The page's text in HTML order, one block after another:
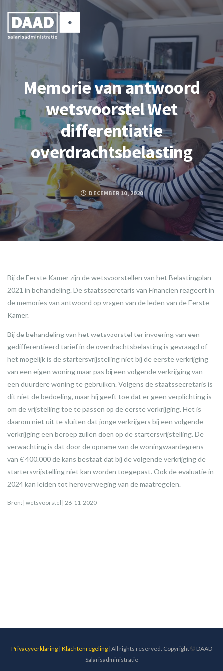
Memorie van antwoord
wetsvoorstel Wet
differentiatie
overdrachtsbelasting
DECEMBER 10, 2020
Bij de Eerste Kamer zijn de wetsvoorstellen van het Belastingplan
2021 in behandeling. De staatssecretaris van Financiën reageert in
de memories van antwoord op vragen van de leden van de Eerste
Kamer.
Bij de behandeling van het wetsvoorstel ter invoering van een
gedifferentieerd tarief in de overdrachtsbelasting is gevraagd of
het mogelijk is de startersvrijstelling niet bij de eerste verkrijging
van een eigen woning maar pas bij een volgende verkrijging van
een duurdere woning te gebruiken. Volgens de staatssecretaris is
dit niet de bedoeling, maar hij geeft toe dat er geen verplichting is
om de vrijstelling toe te passen op de eerste verkrijging. Het is
daarom niet uit te sluiten dat jonge verkrijgers bij een volgende
verkrijging een beroep zullen doen op de startersvrijstelling. De
verwachting is dat door de opname van de woningwaardegrens
van € 400.000 de kans bestaat dat bij de volgende verkrijging de
startersvrijstelling niet kan worden toegepast. Ook de evaluatie in
2024 kan leiden tot heroverweging van de maatregelen.
Bron: | wetsvoorstel | 26-11-2020
Privacyverklaring| Klachtenregeling| All rights reserved. Copyright© DAAD
Salarisadministratie